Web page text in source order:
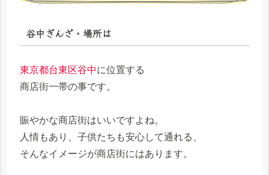
谷中ぎんざ・場所は
東京都台東区谷中に位置する
商店街一帯の事です。
賑やかな商店街はいいですよね。
人情もあり、子供たちも安心して通れる、
そんなイメージが商店街にはあります。